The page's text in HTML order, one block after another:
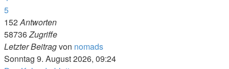
5
152Antworten
58736Zugriffe
Letzter Beitragvon nomads
Sonntag 9. August 2026, 09:24